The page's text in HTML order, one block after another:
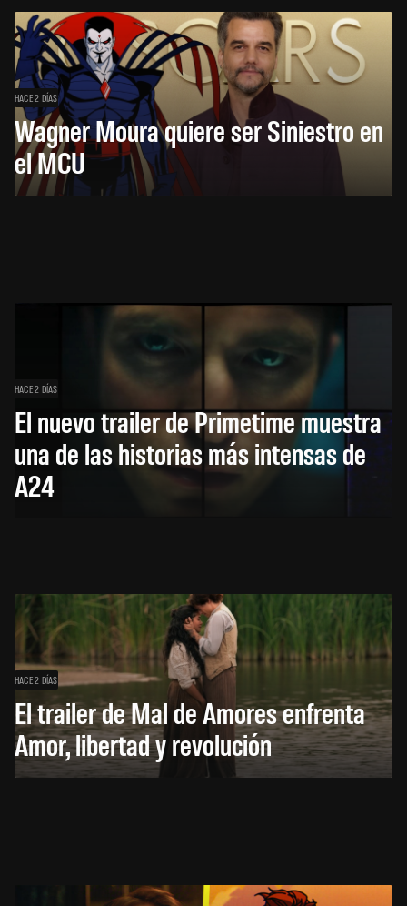
HACE 2 DÍAS
Wagner Moura quiere ser Siniestro en
el MCU
HACE 2 DÍAS
El nuevo trailer de Primetime muestra
una de las historias más intensas de
A24
HACE 2 DÍAS
El trailer de Mal de Amores enfrenta
Amor, libertad y revolución